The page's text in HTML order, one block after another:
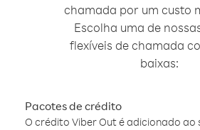
chamada por um custo
Escolha uma de
flexíveis de chamada
baixas:
Pacotes de crédito
O crédito Viber Out é adicionado ao